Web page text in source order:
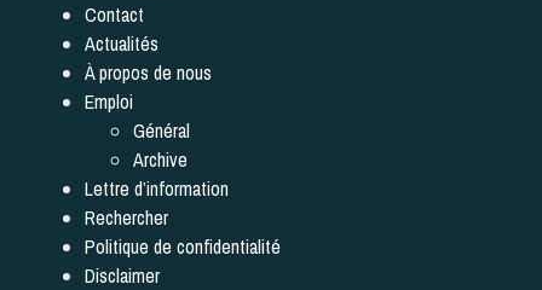
Contact
Actualités
À propos de nous
Emploi
Général
Archive
Lettre d’information
Rechercher
Politique de confidentialité
Disclaimer